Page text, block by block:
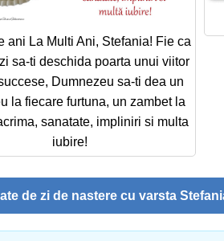
ani La Multi Ani, Stefania! Fie ca
sa-ti deschida poarta unui viitor
Dumnezeu sa-ti dea un
la fiecare furtuna, un zambet la
sanatate, impliniri si multa
iubire!
de zi de nastere cu varsta